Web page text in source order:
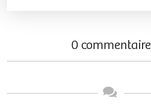
0 commentaire